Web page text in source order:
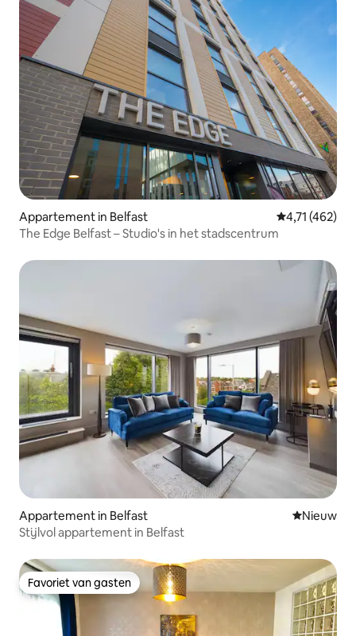
Appartement in Belfast Gemiddelde
4,71 (462)
The Edge Belfast – Studio's in het stadscentrum
Appartement in Belfast Nieuwe
Nieuw
Stijlvol appartement in Belfast
Favoriet van gasten
Favoriet van gasten